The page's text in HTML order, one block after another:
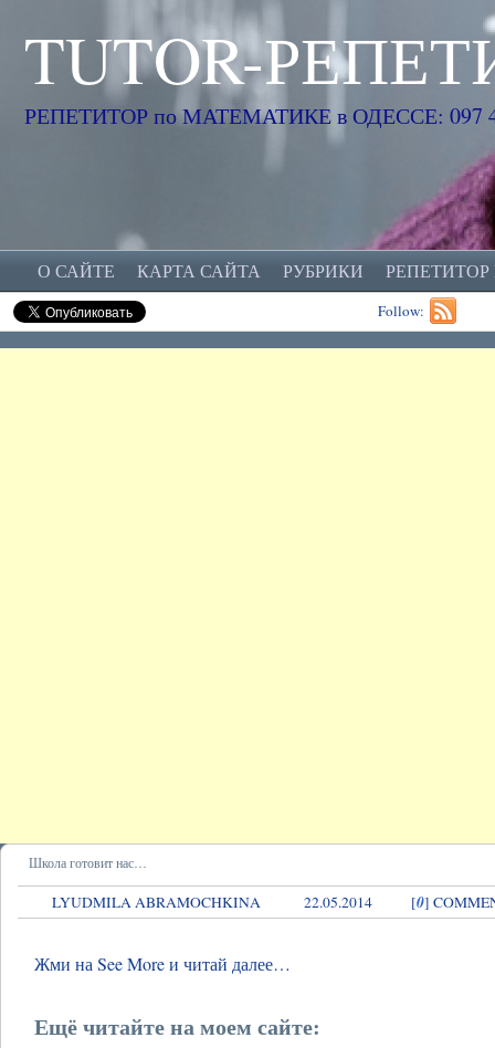
TUTOR-
РЕПЕТИТОР по МАТЕМАТИКЕ в ОДЕССЕ: 097
О САЙТЕ КАРТА САЙТА РУБРИКИ
Follow:
Школа готовит нас…
LYUDMILA ABRAMOCHKINA 22.05.2014 [0]
Жми на See More и читай далее…
Ещё читайте на моем сайте: